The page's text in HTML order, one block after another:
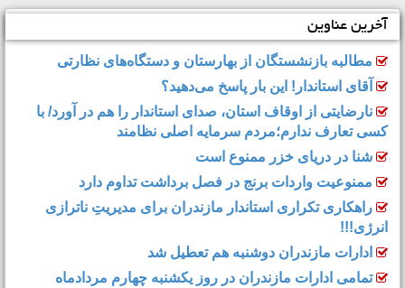
آخرین عناوین
مطالبه بازنشستگان از بهارستان و دستگاه‌های نظارتی
آقای استاندار! این بار پاسخ می‌دهید؟
نارضایتی از اوقاف استان، صدای استاندار را هم در آورد/ با
کسی تعارف ندارم؛مردم سرمایه اصلی نظامند
شنا در دریای خزر ممنوع است
ممنوعیت واردات برنج در فصل برداشت تداوم دارد
راهکاری تکراری استاندار مازندران برای مدیریتِ ناترازی
انرژی!!!
ادارات مازندران دوشنبه هم تعطیل شد
تمامی ادارات مازندران در روز یکشنبه چهارم مردادماه